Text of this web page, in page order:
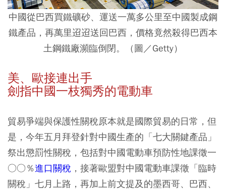
中國從巴西買鐵礦砂、運送一萬多公里至中國製成鋼
鐵產品，再萬里迢迢送回巴西，價格竟然殺得巴西本
土鋼鐵廠瀕臨倒閉。
（圖／Getty）
美、歐接連出手
劍指中國一枝獨秀的電動車
貿易爭端與保護性關稅原本就是國際貿易的日常，但
是，今年五月拜登針對中國生產的「七大關鍵產品」
祭出懲罰性關稅，包括對中國電動車預防性地課徵一
○○％進口關稅 ，接著歐盟對中國電動車課徵「臨時
關稅」七月上路，再加上前文提及的墨西哥、巴西、